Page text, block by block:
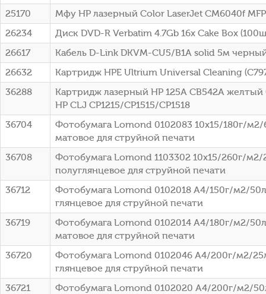
25170
Мфу HP лазерный Color LaserJet CM6040f
26234
Диск DVD-R Verbatim 4.7Gb 16x Cake Box
26617
Кабель D-Link DKVM-CU5/B1A solid 5м
26632
Картридж HPE Ultrium Universal Cleaning
36288
Картридж лазерный HP 125A CB542A желтый
HP CLJ CP1215/CP1515/CP1518
36704
Фотобумага Lomond 0102083 10x15/180г/
матовое для струйной печати
36708
Фотобумага Lomond 1103302 10x15/260г/
полуглянцевое для струйной печати
36712
Фотобумага Lomond 0102018 A4/150г/м2/
глянцевое для струйной печати
36719
Фотобумага Lomond 0102014 A4/180г/м2/
матовое для струйной печати
36720
Фотобумага Lomond 0102046 A4/200г/м2/
глянцевое для струйной печати
36721
Фотобумага Lomond 0102020 A4/200г/м2/